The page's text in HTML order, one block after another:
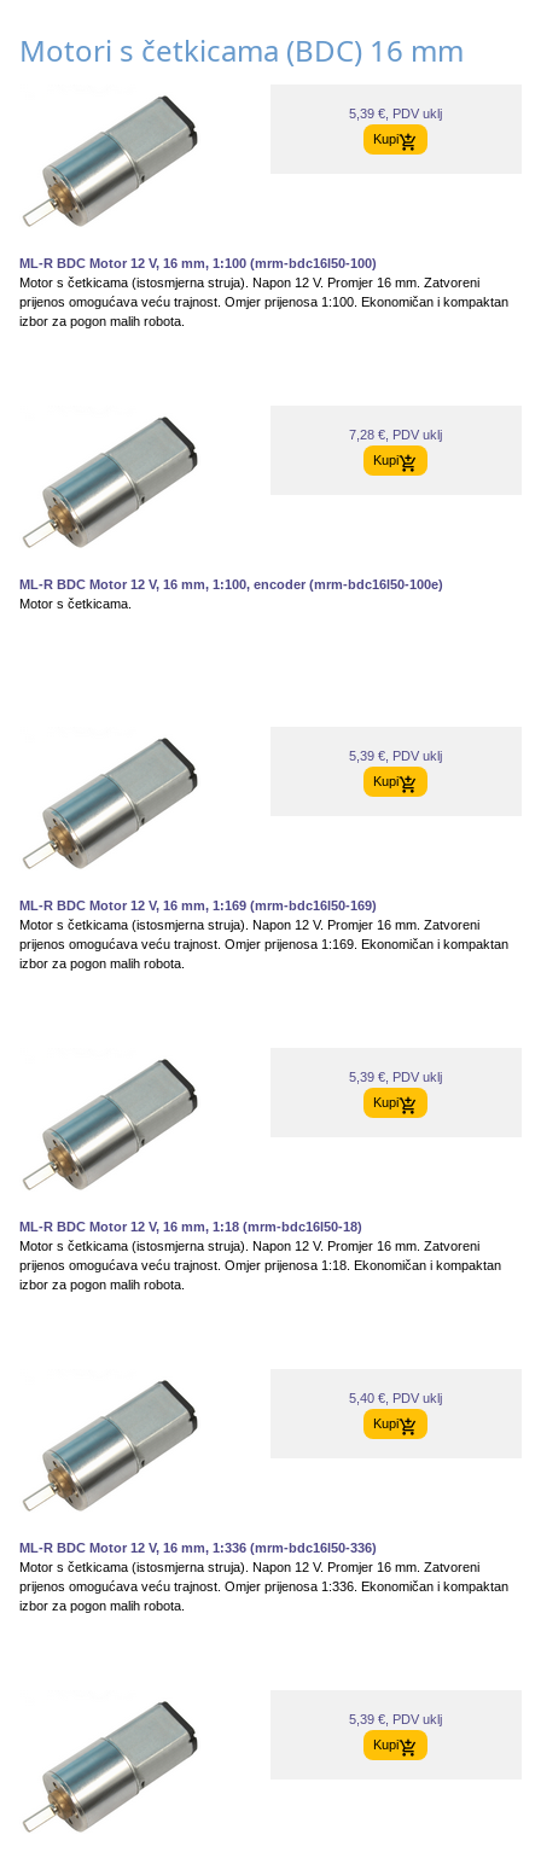
Motori s četkicama (BDC) 16 mm
5,39 €, PDV uklj
Kupi
ML-R BDC Motor 12 V, 16 mm, 1:100 (mrm-bdc16l50-100)
Motor s četkicama (istosmjerna struja). Napon 12 V. Promjer 16 mm. Zatvoreni
prijenos omogućava veću trajnost. Omjer prijenosa 1:100. Ekonomičan i kompaktan
izbor za pogon malih robota.
7,28 €, PDV uklj
Kupi
ML-R BDC Motor 12 V, 16 mm, 1:100, encoder (mrm-bdc16l50-100e)
Motor s četkicama.
5,39 €, PDV uklj
Kupi
ML-R BDC Motor 12 V, 16 mm, 1:169 (mrm-bdc16l50-169)
Motor s četkicama (istosmjerna struja). Napon 12 V. Promjer 16 mm. Zatvoreni
prijenos omogućava veću trajnost. Omjer prijenosa 1:169. Ekonomičan i kompaktan
izbor za pogon malih robota.
5,39 €, PDV uklj
Kupi
ML-R BDC Motor 12 V, 16 mm, 1:18 (mrm-bdc16l50-18)
Motor s četkicama (istosmjerna struja). Napon 12 V. Promjer 16 mm. Zatvoreni
prijenos omogućava veću trajnost. Omjer prijenosa 1:18. Ekonomičan i kompaktan
izbor za pogon malih robota.
5,40 €, PDV uklj
Kupi
ML-R BDC Motor 12 V, 16 mm, 1:336 (mrm-bdc16l50-336)
Motor s četkicama (istosmjerna struja). Napon 12 V. Promjer 16 mm. Zatvoreni
prijenos omogućava veću trajnost. Omjer prijenosa 1:336. Ekonomičan i kompaktan
izbor za pogon malih robota.
5,39 €, PDV uklj
Kupi